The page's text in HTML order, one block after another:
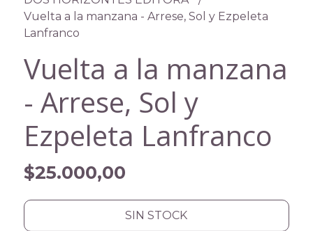
Vuelta a la manzana - Arrese, Sol y Ezpeleta
Lanfranco
Vuelta a la manzana
- Arrese, Sol y
Ezpeleta Lanfranco
$25.000,00
SIN STOCK